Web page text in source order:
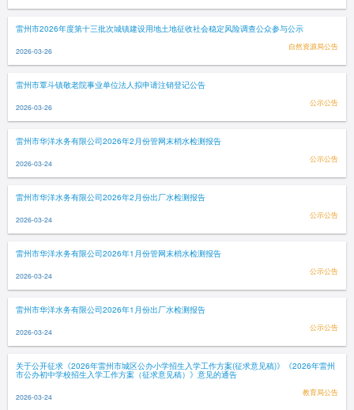
雷州市2026年度第十三批次城镇建设用地土地征收社会稳定风险调查公众参与公示
2026-03-26 自然资源局公告
雷州市覃斗镇敬老院事业单位法人拟申请注销登记公告
2026-03-26 公示公告
雷州市华洋水务有限公司2026年2月份管网末梢水检测报告
2026-03-24 公示公告
雷州市华洋水务有限公司2026年2月份出厂水检测报告
2026-03-24 公示公告
雷州市华洋水务有限公司2026年1月份管网末梢水检测报告
2026-03-24 公示公告
雷州市华洋水务有限公司2026年1月份出厂水检测报告
2026-03-24 公示公告
关于公开征求《2026年雷州市城区公办小学招生入学工作方案(征求意见稿)》《2026年雷州
市公办初中学校招生入学工作方案（征求意见稿）》意见的通告
2026-03-24 教育局公告